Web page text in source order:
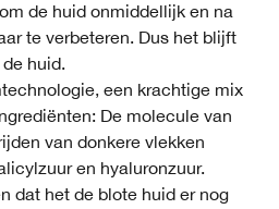
de huid onmiddellijk en na
te verbeteren. Dus het blijft
huid.
een krachtige mix
De molecule van
van donkere vlekken
en hyaluronzuur.
dat het de blote huid er nog